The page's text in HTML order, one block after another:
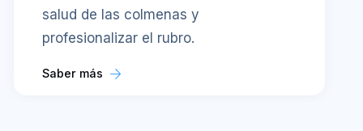
salud de las colmenas y
profesionalizar el rubro.
Saber más